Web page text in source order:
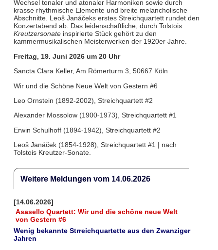
Wechsel tonaler und atonaler Harmoniken sowie durch
krasse rhythmische Elemente und breite melancholische
Abschnitte. Leoš Janáčeks erstes Streichquartett rundet den
Konzertabend ab. Das leidenschaftliche, durch Tolstois
Kreutzersonateinspirierte Stück gehört zu den
kammermusikalischen Meisterwerken der 1920er Jahre.
Freitag, 19. Juni 2026 um 20 Uhr
Sancta Clara Keller, Am Römerturm 3, 50667 Köln
Wir und die Schöne Neue Welt von Gestern #6
Leo Ornstein (1892-2002), Streichquartett #2
Alexander Mossolow (1900-1973), Streichquartett #1
Erwin Schulhoff (1894-1942), Streichquartett #2
Leoš Janáček (1854-1928), Streichquartett #1 | nach
Tolstois Kreutzer-Sonate.
Weitere Meldungen vom 14.06.2026
[14.06.2026]
Asasello Quartett: Wir und die schöne neue Welt
von Gestern #6
Wenig bekannte Strreichquartette aus den Zwanziger
Jahren